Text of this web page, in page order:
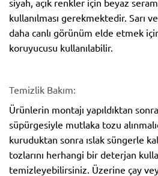
siyah, açık renkler için beyaz
kullanılması gerekmektedir. Sarı
daha canlı görünüm elde etmek
koruyucusu kullanılabilir.
Temizlik Bakım:
Ürünlerin montajı yapıldıktan
süpürgesiyle mutlaka tozu
kuruduktan sonra ıslak süngerle
tozlarını herhangi bir deterjan
temizleyebilirsiniz. Üzerine çay